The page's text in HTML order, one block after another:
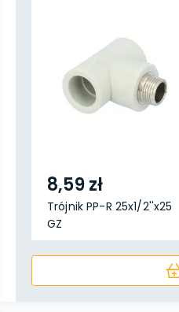
8,59 zł
Trójnik PP-R 25x1/2''x25
GZ